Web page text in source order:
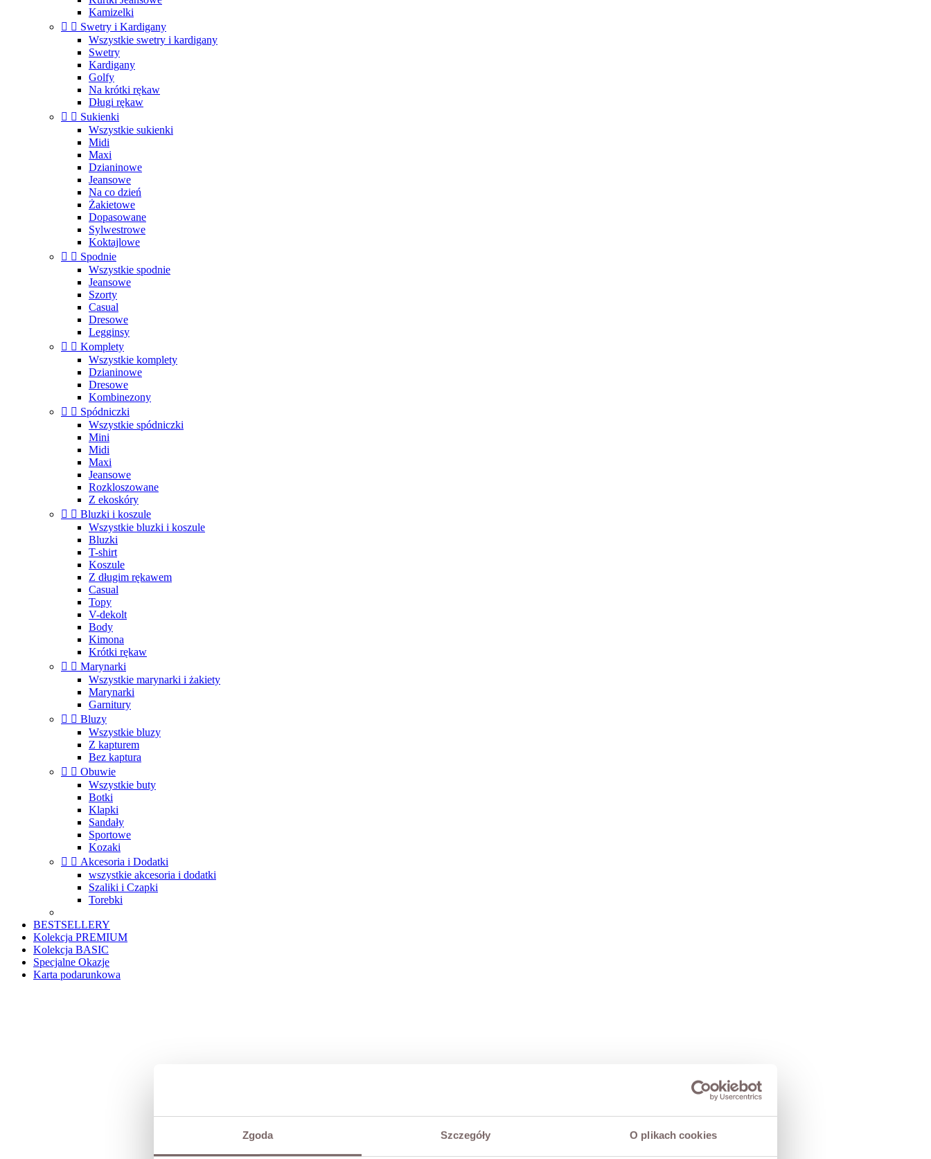
Zgoda Szczegóły O plikach cookies
Kamizelki
  Swetry i Kardigany
Wszystkie swetry i kardigany
Swetry
Kardigany
Golfy
Na krótki rękaw
Długi rękaw
  Sukienki
Wszystkie sukienki
Midi
Maxi
Dzianinowe
Jeansowe
Na co dzień
Żakietowe
Dopasowane
Sylwestrowe
Koktajlowe
  Spodnie
Wszystkie spodnie
Jeansowe
Szorty
Casual
Dresowe
Legginsy
  Komplety
Wszystkie komplety
Dzianinowe
Dresowe
Kombinezony
  Spódniczki
Wszystkie spódniczki
Mini
Midi
Maxi
Jeansowe
Rozkloszowane
Z ekoskóry
  Bluzki i koszule
Wszystkie bluzki i koszule
Bluzki
T-shirt
Koszule
Z długim rękawem
Casual
Topy
V-dekolt
Body
Kimona
Krótki rękaw
  Marynarki
Wszystkie marynarki i żakiety
Marynarki
Garnitury
  Bluzy
Wszystkie bluzy
Z kapturem
Bez kaptura
  Obuwie
Wszystkie buty
Botki
Klapki
Sandały
Sportowe
Kozaki
  Akcesoria i Dodatki
wszystkie akcesoria i dodatki
Szaliki i Czapki
Torebki
BESTSELLERY
Kolekcja PREMIUM
Kolekcja BASIC
Specjalne Okazje
Karta podarunkowa